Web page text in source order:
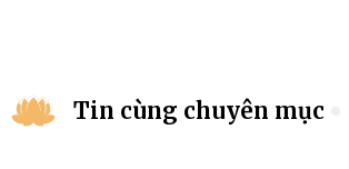
Tin cùng chuyên mục